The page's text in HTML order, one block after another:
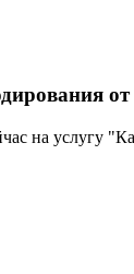
на услугу